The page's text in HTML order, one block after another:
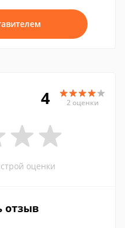
4 2 оценки
оценки
отзыв